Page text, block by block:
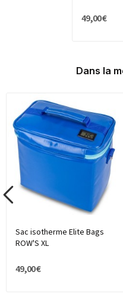
49,00 €
Dans la
Sac isotherme Elite Bags
ROW'S XL
49,00 €